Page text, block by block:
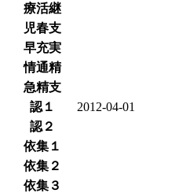
療活継
児春支
早充実
情通精
急精支
認１
2012-04-01
認２
依集１
依集２
依集３